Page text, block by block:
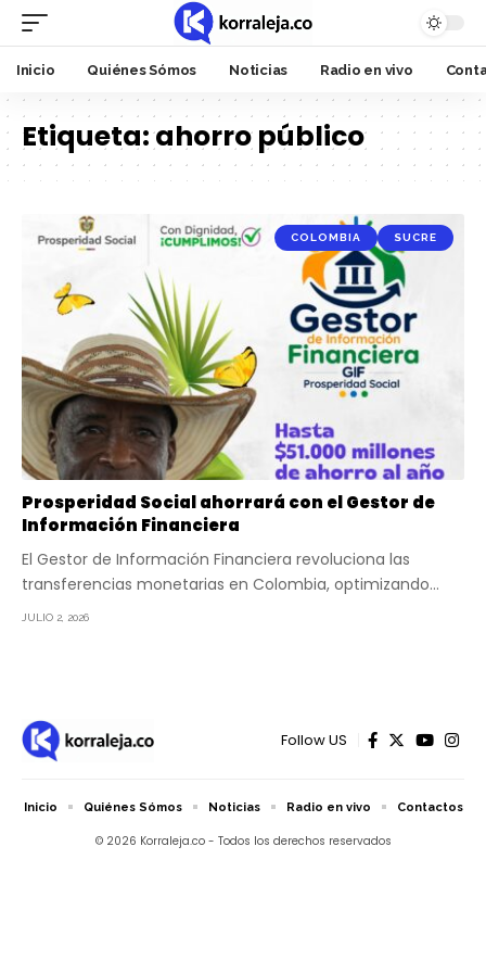
Inicio Quiénes Sómos Noticias Radio en vivo
Etiqueta:ahorro público
COLOMBIA SUCRE
Prosperidad Social ahorrará con el Gestor de
Información Financiera
El Gestor de Información Financiera revoluciona las
transferencias monetarias en Colombia, optimizando…
JULIO 2, 2026
Follow US
© 2026 Korraleja.co - Todos los derechos reservados
Inicio Quiénes Sómos Noticias Radio en vivo Contactos